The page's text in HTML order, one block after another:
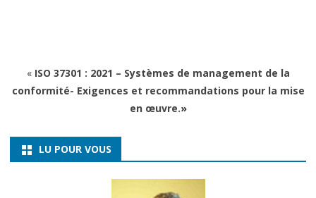
« ISO 37301 : 2021 – Systèmes de management de la
conformité- Exigences et recommandations pour la mise
en œuvre.»
LU POUR VOUS